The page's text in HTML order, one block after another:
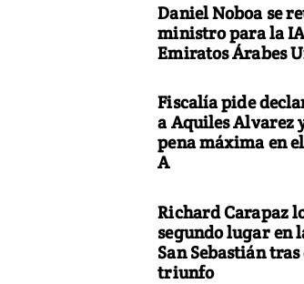
Daniel Noboa se
ministro para la
Emiratos Árabes
Fiscalía pide
a Aquiles Alvarez
pena máxima en
A
Richard Carapaz
segundo lugar en
San Sebastián
triunfo